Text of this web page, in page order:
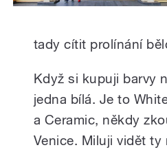
tady cítit prolínání
Když si kupuji barvy
jedna bílá. Je to
a Ceramic, někdy
Venice. Miluji vidět